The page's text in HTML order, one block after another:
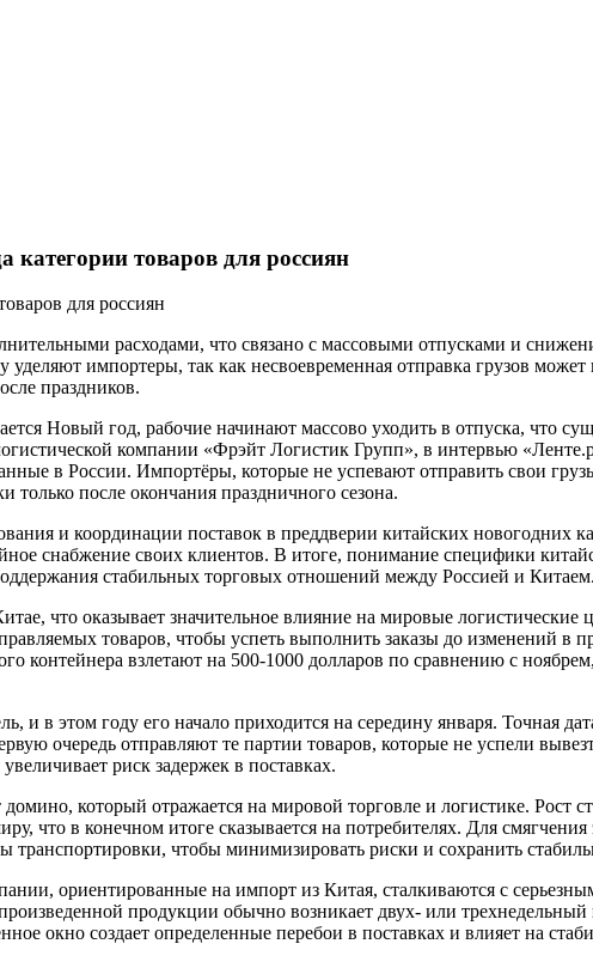
товаров для россиян
расходами, что связано с массовыми отпусками и
импортеры, так как несвоевременная отправка грузов
праздников.
Новый год, рабочие начинают массово уходить в отпуска, что
компании «Фрэйт Логистик Групп», в интервью
в России. Импортёры, которые не успевают отправить свои
только после окончания праздничного сезона.
и координации поставок в преддверии китайских новогодних
снабжение своих клиентов. В итоге, понимание специфики
стабильных торговых отношений между Россией и Китаем.
что оказывает значительное влияние на мировые
товаров, чтобы успеть выполнить заказы до изменений в
контейнера взлетают на 500-1000 долларов по сравнению с
в этом году его начало приходится на середину января. Точная
очередь отправляют те партии товаров, которые не успели
риск задержек в поставках.
который отражается на мировой торговле и логистике. Рост
что в конечном итоге сказывается на потребителях. Для смягчения
чтобы минимизировать риски и сохранить
ориентированные на импорт из Китая, сталкиваются с
продукции обычно возникает двух- или трехнедельный
окно создает определенные перебои в поставках и влияет на